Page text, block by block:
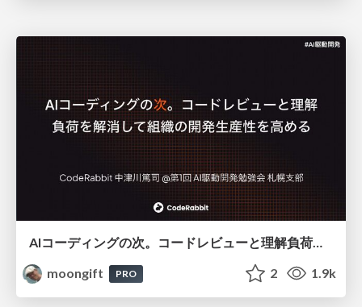
AIコーディングの次。コードレビューと理解負荷を解消して組織の開発生産性を高める
moongift
PRO 2 1.9k